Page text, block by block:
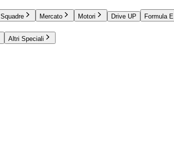
Squadre Mercato Motori Drive UP Formula E
Altri Speciali